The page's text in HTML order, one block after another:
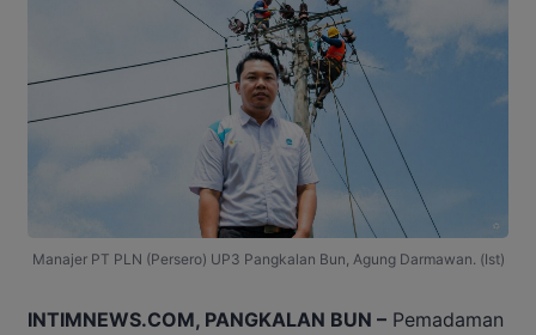
Manajer PT PLN (Persero) UP3 Pangkalan Bun, Agung Darmawan. (Ist)
INTIMNEWS.COM, PANGKALAN BUN – Pemadaman